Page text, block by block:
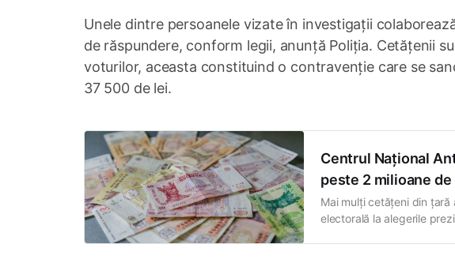
Unele dintre persoanele vizate în investigații
de răspundere, conform legii, anunță Poliția. Cetățenii
voturilor, aceasta constituind o contravenție care se
37 500 de lei.
Centrul Național
peste 2 milioane
Mai mulți cetățeni din
electorală la alegerile